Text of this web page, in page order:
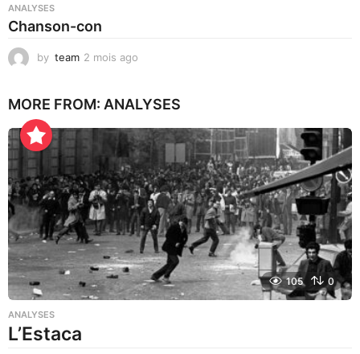
ANALYSES
Chanson-con
by team 2 mois ago
g
o
MORE FROM: ANALYSES
105 0
ANALYSES
L’Estaca